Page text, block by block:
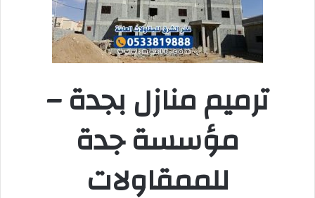
ترميم منازل بجدة –
مؤسسة جدة
للممقاولات